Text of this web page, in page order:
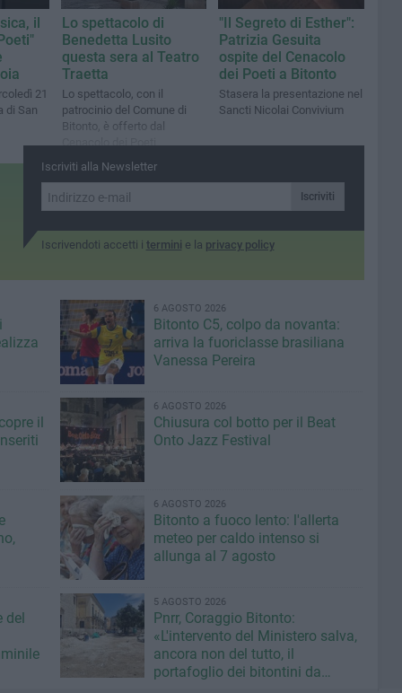
il
21
di San
Lo spettacolo di
Benedetta Lusito
questa sera al Teatro
Traetta
Lo spettacolo, con il
patrocinio del Comune di
Bitonto, è offerto dal
Cenacolo dei Poeti
"Il Segreto di Esther":
Patrizia Gesuita
ospite del Cenacolo
dei Poeti a Bitonto
Stasera la presentazione nel
Sancti Nicolai Convivium
Iscriviti alla Newsletter
Iscriviti
Iscrivendoti accetti i termini e la privacy policy
6 AGOSTO 2026
Bitonto C5, colpo da novanta:
arriva la fuoriclasse brasiliana
Vanessa Pereira
il
6 AGOSTO 2026
Chiusura col botto per il Beat
Onto Jazz Festival
6 AGOSTO 2026
Bitonto a fuoco lento: l'allerta
meteo per caldo intenso si
allunga al 7 agosto
del
5 AGOSTO 2026
Pnrr, Coraggio Bitonto:
«L'intervento del Ministero salva,
ancora non del tutto, il
portafoglio dei bitontini da